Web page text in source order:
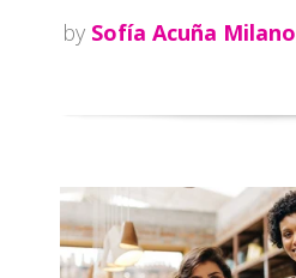
by Sofía Acuña Milano